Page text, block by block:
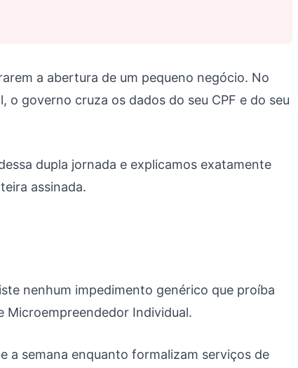
a abertura de um pequeno negócio. No
governo cruza os dados do seu CPF e do seu
dupla jornada e explicamos exatamente
assinada.
nenhum impedimento genérico que proíba
Microempreendedor Individual.
a semana enquanto formalizam serviços de